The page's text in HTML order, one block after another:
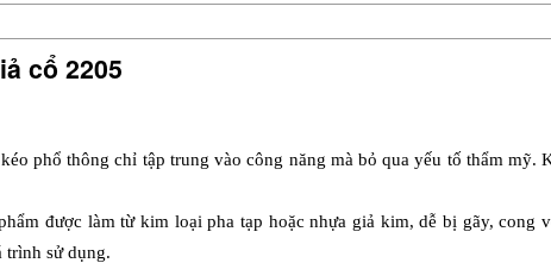
cổ 2205
phổ thông chỉ tập trung vào công năng mà bỏ qua yếu tố thẩm
được làm từ kim loại pha tạp hoặc nhựa giả kim, dễ bị gãy, cong
trình sử dụng.